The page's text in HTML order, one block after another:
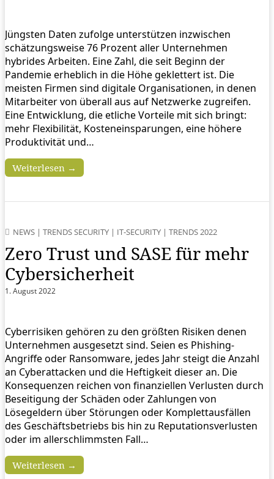
Jüngsten Daten zufolge unterstützen inzwischen
schätzungsweise 76 Prozent aller Unternehmen
hybrides Arbeiten. Eine Zahl, die seit Beginn der
Pandemie erheblich in die Höhe geklettert ist. Die
meisten Firmen sind digitale Organisationen, in denen
Mitarbeiter von überall aus auf Netzwerke zugreifen.
Eine Entwicklung, die etliche Vorteile mit sich bringt:
mehr Flexibilität, Kosteneinsparungen, eine höhere
Produktivität und…
Weiterlesen →
NEWS | TRENDS SECURITY | IT-SECURITY | TRENDS 2022
Zero Trust und SASE für mehr
Cybersicherheit
1. August 2022
Cyberrisiken gehören zu den größten Risiken denen
Unternehmen ausgesetzt sind. Seien es Phishing-
Angriffe oder Ransomware, jedes Jahr steigt die Anzahl
an Cyberattacken und die Heftigkeit dieser an. Die
Konsequenzen reichen von finanziellen Verlusten durch
Beseitigung der Schäden oder Zahlungen von
Lösegeldern über Störungen oder Komplettausfällen
des Geschäftsbetriebs bis hin zu Reputationsverlusten
oder im allerschlimmsten Fall…
Weiterlesen →